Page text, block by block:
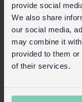
provide social
We also share
our social media,
may combine it
provided to them
of their services.
Zum
abwischen.
Nicht
reinigen.